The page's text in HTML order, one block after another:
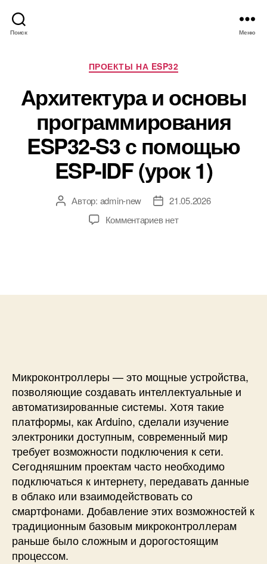
Поиск Меню
Р
у
б
р
и
к
и
ПРОЕКТЫ НА ESP32
Архитектура и основы
программирования
ESP32-S3 с помощью
ESP-IDF (урок 1)
А
п
Автор: admin-new
Д
т
и
21.05.2026
Комментариевк
и
е
к
т
у
р
а
и
о
с
н
о
ы
п
нет
Микроконтроллеры — это мощные устройства,
позволяющие создавать интеллектуальные и
автоматизированные системы. Хотя такие
платформы, как Arduino, сделали изучение
электроники доступным, современный мир
требует возможности подключения к сети.
Сегодняшним проектам часто необходимо
подключаться к интернету, передавать данные
в облако или взаимодействовать со
смартфонами. Добавление этих возможностей к
традиционным базовым микроконтроллерам
раньше было сложным и дорогостоящим
процессом.